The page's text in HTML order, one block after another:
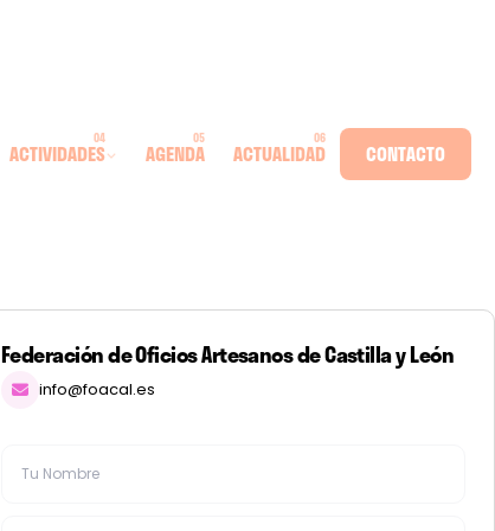
ACTIVIDADES AGENDA ACTUALIDAD CONTACTO
Federación de Oficios Artesanos de Castilla y León
info@foacal.es